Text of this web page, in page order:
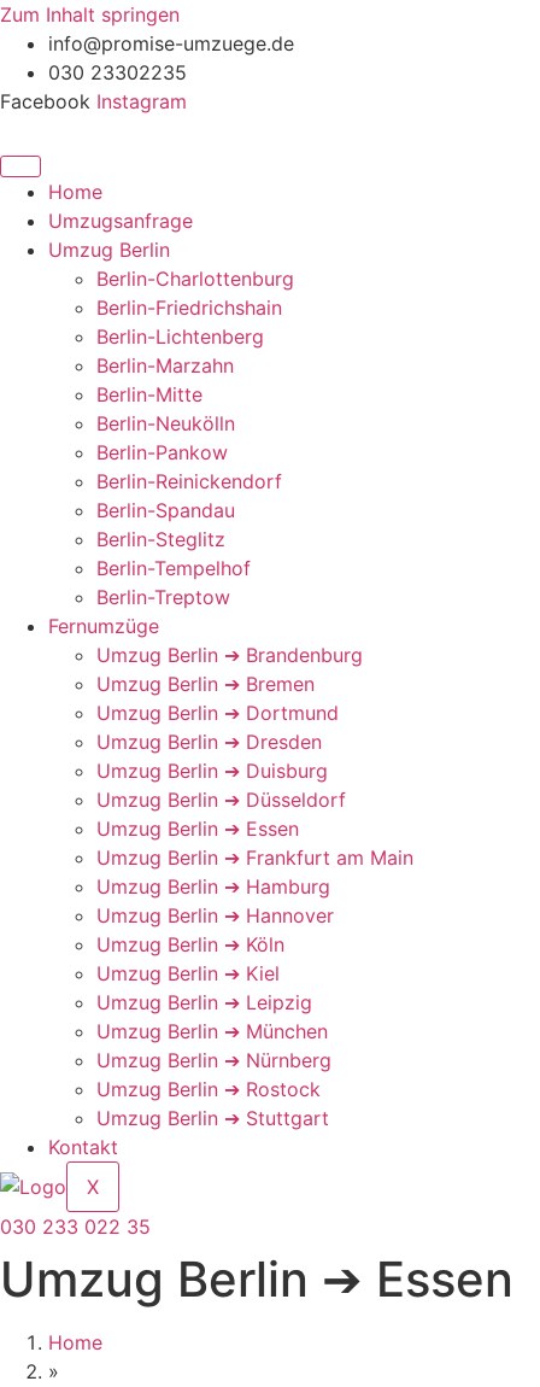
Zum Inhalt springen
info@promise-umzuege.de
030 23302235
Facebook Instagram
Home
Umzugsanfrage
Umzug Berlin
Berlin-Charlottenburg
Berlin-Friedrichshain
Berlin-Lichtenberg
Berlin-Marzahn
Berlin-Mitte
Berlin-Neukölln
Berlin-Pankow
Berlin-Reinickendorf
Berlin-Spandau
Berlin-Steglitz
Berlin-Tempelhof
Berlin-Treptow
Fernumzüge
Umzug Berlin ➔ Brandenburg
Umzug Berlin ➔ Bremen
Umzug Berlin ➔ Dortmund
Umzug Berlin ➔ Dresden
Umzug Berlin ➔ Duisburg
Umzug Berlin ➔ Düsseldorf
Umzug Berlin ➔ Essen
Umzug Berlin ➔ Frankfurt am Main
Umzug Berlin ➔ Hamburg
Umzug Berlin ➔ Hannover
Umzug Berlin ➔ Köln
Umzug Berlin ➔ Kiel
Umzug Berlin ➔ Leipzig
Umzug Berlin ➔ München
Umzug Berlin ➔ Nürnberg
Umzug Berlin ➔ Rostock
Umzug Berlin ➔ Stuttgart
Kontakt
X
030 233 022 35
Umzug Berlin ➔ Essen
Home
»